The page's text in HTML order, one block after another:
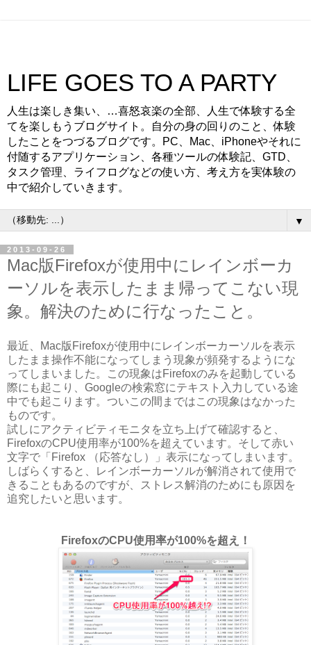
LIFE GOES TO A PARTY
人生は楽しき集い、…喜怒哀楽の全部、人生で体験する全
てを楽しもうブログサイト。自分の身の回りのこと、体験
したことをつづるブログです。PC、Mac、iPhoneやそれに
付随するアプリケーション、各種ツールの体験記、GTD、
タスク管理、ライフログなどの使い方、考え方を実体験の
中で紹介していきます。
▼
2013-09-26
Mac版Firefoxが使用中にレインボーカ
ーソルを表示したまま帰ってこない現
象。解決のために行なったこと。
最近、Mac版Firefoxが使用中にレインボーカーソルを表示
したまま操作不能になってしまう現象が頻発するようにな
ってしまいました。この現象はFirefoxのみを起動している
際にも起こり、Googleの検索窓にテキスト入力している途
中でも起こります。ついこの間まではこの現象はなかった
ものです。
試しにアクティビティモニタを立ち上げて確認すると、
FirefoxのCPU使用率が100%を超えています。そして赤い
文字で「Firefox （応答なし）」表示になってしまいます。
しばらくすると、レインボーカーソルが解消されて使用で
きることもあるのですが、ストレス解消のためにも原因を
追究したいと思います。
FirefoxのCPU使用率が100%を超え！